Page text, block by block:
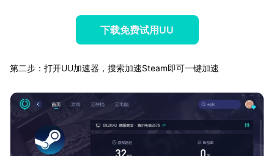
下载免费试用UU
第二步：打开UU加速器，搜索加速Steam即可一键加速